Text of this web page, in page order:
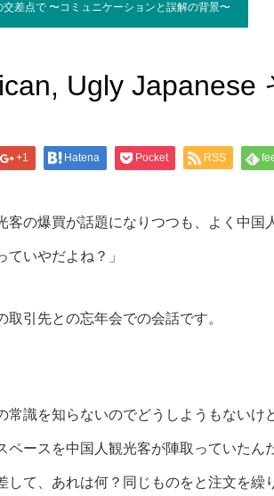
交差点で 〜コミュニケーションと誤解の背景〜
Ugly
+1 Hatena Pocket RSS
客の爆買が話題になりつつも、よく中
ていやだよね？」
取引先との忘年会での会話です。
常識を知らないのでどうしようもない
ペースを中国人観光客が陣取っていたん
して、あれは何？同じものをと注文を繰